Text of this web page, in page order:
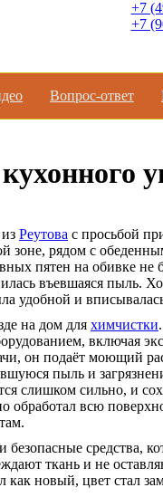
+7
+7
Вопроc-ответ
Реутова с просьбой
зоне, рядом с
пятен на обивке не
въевшаяся пыль.
удобной и
на дом для химчистки
включая
он подаёт моющий
пыль и
слишком сильно, и
обработал всю
безопасные средства,
ткань и не
как новый, цвет стал